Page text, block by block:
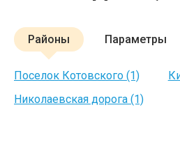
Районы Параметры
Поселок Котовского (1)
Николаевская дорога (1)